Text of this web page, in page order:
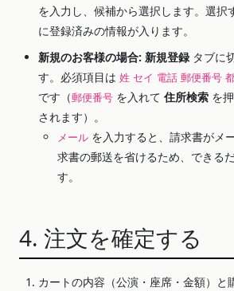
を入力し、候補から選択します。選択
に登録済みの情報が入ります。
新規のお客様の場合: 新規登録 タブに
す。必須項目は 姓 セイ 電話 郵便番号
です（郵便番号 を入れて 住所検索 を
されます）。
メール を入力すると、請求書がメ
求書の郵送を省けるため、できる
す。
4. 注文を確定する
カートの内容（公演・座席・金額）と